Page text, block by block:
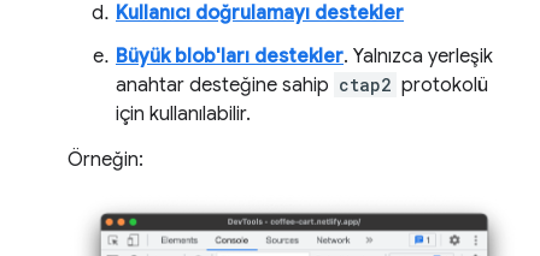
Kullanıcı doğrulamayı destekler
Büyük blob'ları destekler. Yalnızca yerleşik
anahtar desteğine sahip ctap2 protokolü
için kullanılabilir.
Örneğin: